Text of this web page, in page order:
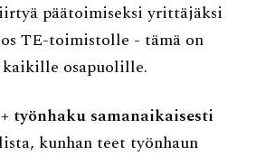
päätoimiseksi yrittäjäksi
TE-toimistolle - tämä on
osapuolille.
työnhaku samanaikaisesti
kunhan teet työnhaun